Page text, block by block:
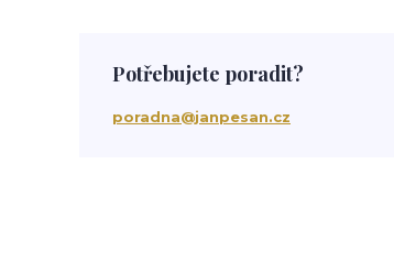
Jan Pešan
složení
uv ochrana
suchá vlasová péče
Potřebujete poradit?
poradna@janpesan.cz